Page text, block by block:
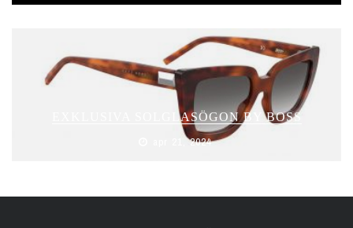
EXKLUSIVA SOLGLASÖGON BY BOSS
apr 21, 2024